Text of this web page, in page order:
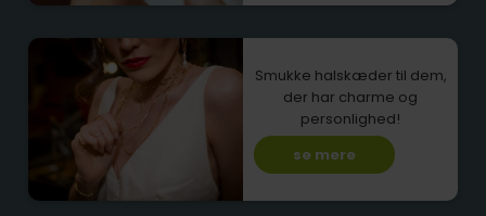
Smukke halskæder til dem,
der har charme og
personlighed!
se mere